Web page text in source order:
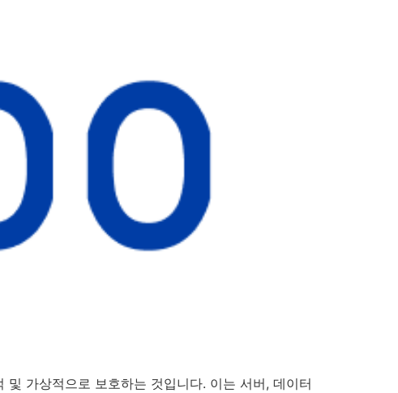
가상적으로 보호하는 것입니다. 이는 서버, 데이터